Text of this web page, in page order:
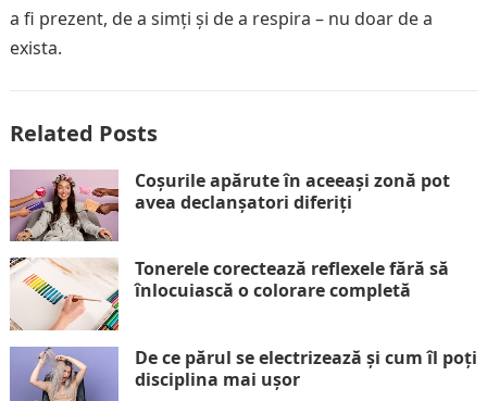
a fi prezent, de a simți și de a respira – nu doar de a
exista.
Related Posts
Coșurile apărute în aceeași zonă pot
avea declanșatori diferiți
Tonerele corectează reflexele fără să
înlocuiască o colorare completă
De ce părul se electrizează și cum îl poți
disciplina mai ușor